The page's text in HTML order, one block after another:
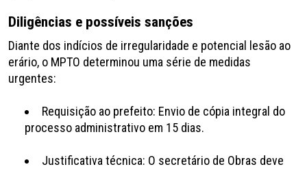
Diligências e possíveis sanções
Diante dos indícios de irregularidade e potencial lesão ao
erário, o MPTO determinou uma série de medidas
urgentes:
Requisição ao prefeito: Envio de cópia integral do
processo administrativo em 15 dias.
Justificativa técnica: O secretário de Obras deve